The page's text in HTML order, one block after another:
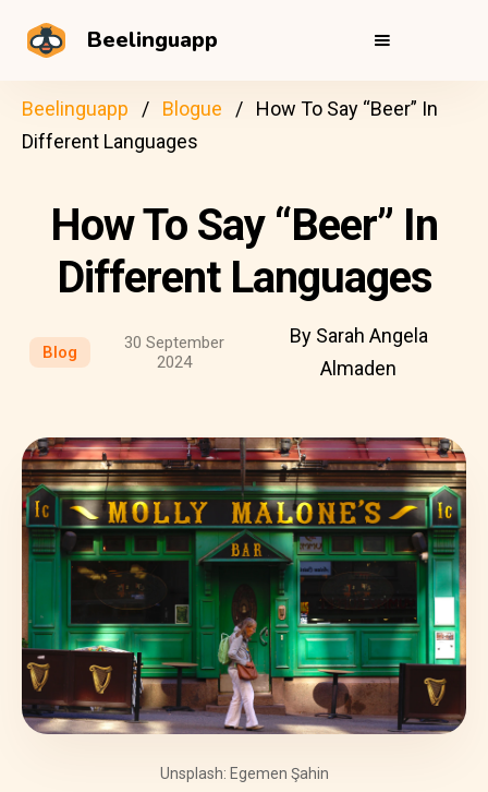
Beelinguapp
Beelinguapp Blogue
How To Say “Beer” In
Different Languages
How To Say “Beer” In
Different Languages
Blog
30 September
2024
By Sarah Angela
Almaden
Unsplash: Egemen Şahin